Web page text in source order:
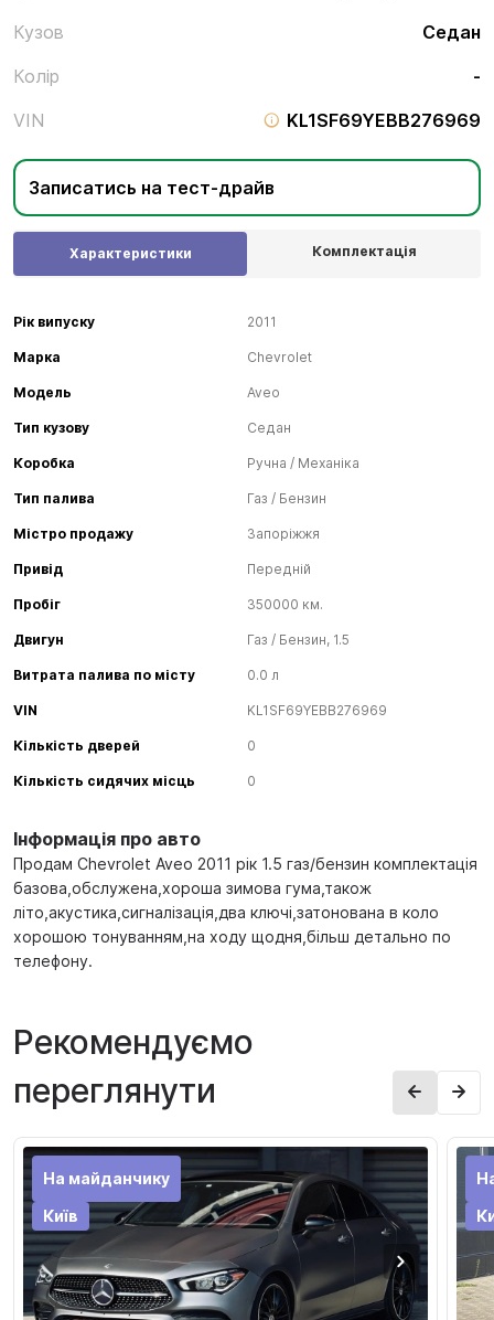
Кузов
Седан
Колір
-
VIN
KL1SF69YEBB276969
Записатись на тест-драйв
Інформація про авто
Продам Chevrolet Aveo 2011 рік 1.5 газ/бензин комплектація
базова,обслужена,хороша зимова гума,також
лiто,акустика,сигналізація,два ключі,затонована в коло
хорошою тонуванням,на ходу щодня,більш детально по
телефону.
Характеристики Комплектація
Рік випуску 2011
Марка Chevrolet
Модель Aveo
Тип кузову Седан
Коробка Ручна / Механіка
Тип палива Газ / Бензин
Містро продажу Запоріжжя
Привід Передній
Пробіг 350000 км.
Двигун Газ / Бензин, 1.5
Витрата палива по місту 0.0 л
VIN KL1SF69YEBB276969
Кількість дверей 0
Кількість сидячих місць 0
Рекомендуємо
переглянути
На майданчику
Київ